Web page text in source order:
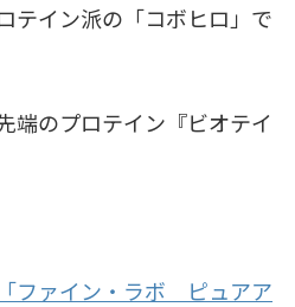
テイン派の「コボヒロ」で
端のプロテイン『ビオテイ
ファイン・ラボ ピュアア